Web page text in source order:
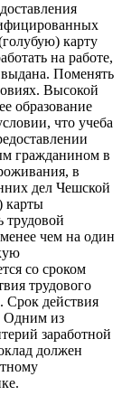
карту
на работе,
выдана. Поменять
Высокой
образование
что учеба
гражданином в
в
дел Чешской
карты
трудовой
чем на один
со сроком
трудового
Срок действия
Одним из
заработной
должен